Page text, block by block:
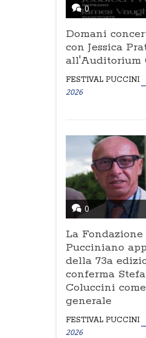
0
Domani
con Jessica
all'Auditorium
FESTIVAL PUCCINI
2026
0
La
Pucciniano
della 73a
conferma
Coluccini
generale
FESTIVAL PUCCINI
2026